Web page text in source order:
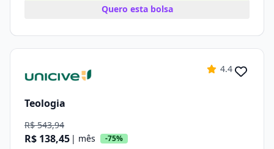
Quero esta bolsa
4.4
Teologia
R$ 543,94
R$ 138,45 | mês -75%